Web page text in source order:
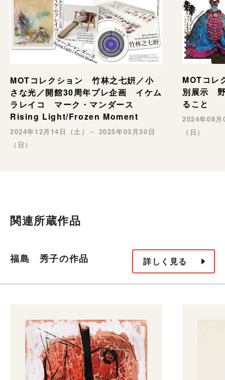
MOTコレクション 竹林之七姸／小
さな光／開館30周年プレ企画 イケム
ラレイコ マーク・マンダース
Rising Light/Frozen Moment
2024年12月14日（土）－ 2025年03月30日
（日）
MOTコレ
別展示
ること
2024年08
（日）
関連所蔵作品
福島 秀子の作品 詳しく見る